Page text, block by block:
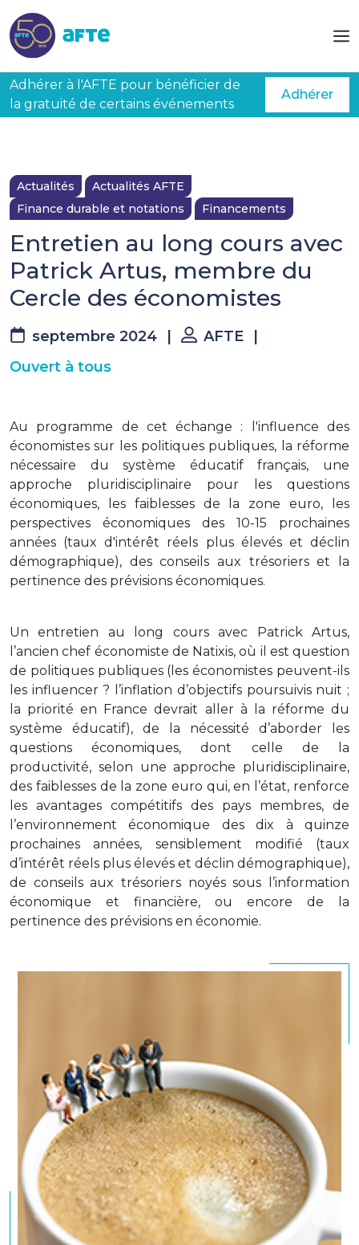
Adhérer à l'AFTE pour bénéficier de
la gratuité de certains événements
Adhérer
Actualités
Actualités AFTE
Finance durable et notations
Financements
Entretien au long cours avec
Patrick Artus, membre du
Cercle des économistes
septembre 2024 AFTE
Ouvert à tous
Au programme de cet échange : l'influence des
économistes sur les politiques publiques, la réforme
nécessaire du système éducatif français, une
approche pluridisciplinaire pour les questions
économiques, les faiblesses de la zone euro, les
perspectives économiques des 10-15 prochaines
années (taux d'intérêt réels plus élevés et déclin
démographique), des conseils aux trésoriers et la
pertinence des prévisions économiques.
Un entretien au long cours avec Patrick Artus,
l’ancien chef économiste de Natixis, où il est question
de politiques publiques (les économistes peuvent-ils
les influencer ? l’inflation d’objectifs poursuivis nuit ;
la priorité en France devrait aller à la réforme du
système éducatif), de la nécessité d’aborder les
questions économiques, dont celle de la
productivité, selon une approche pluridisciplinaire,
des faiblesses de la zone euro qui, en l’état, renforce
les avantages compétitifs des pays membres, de
l’environnement économique des dix à quinze
prochaines années, sensiblement modifié (taux
d’intérêt réels plus élevés et déclin démographique),
de conseils aux trésoriers noyés sous l’information
économique et financière, ou encore de la
pertinence des prévisions en économie.